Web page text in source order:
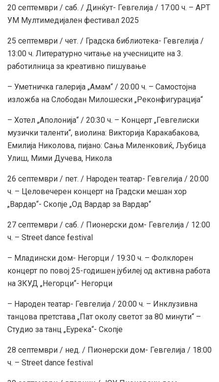
20 септември / саб. / Динќут- Гевгелија / 17:00 ч. – АРТ
УМ Мултимедијален фестивал 2025
25 септември / чет. / Градска библиотека- Гевгелија /
13:00 ч. Литературно читање на учесниците на 3.
работилница за креативно пишување
– Уметничка галерија „Амам“ / 20:00 ч. – Самостојна
изложба на Слободан Милошески „Реконфигурација“
– Хотел „Аполонија“ / 20:30 ч. – Концерт „Гевгелиски
музички таленти“, виолина: Викторија Каракабакова,
Емилија Николова, пијано: Сања Миленковиќ, Љубица
Улиш, Мими Дучева, Никола
26 септември / пет. / Народен театар- Гевгелија / 20:00
ч. – Целовечерен концерт на Градски мешан хор
„Вардар“- Скопје „Од Вардар за Вардар“
27 септември / саб. / Пионерски дом- Гевгелија / 12:00
ч. – Street dance festival
– Младински дом- Негорци / 19:30 ч. – Фолклорен
концерт по повој 25-годишен јубилеj од активна работа
на ЗКУД „Негорци“- Негорци
– Народен театар- Гевгелија / 20:00 ч. – Инклузивна
танцова претстава „Пат околу светот за 80 минути“ –
Студио за танц „Еурека“- Скопје
28 септември / нед. / Пионерски дом- Гевгелија / 18:00
ч. – Street dance festival